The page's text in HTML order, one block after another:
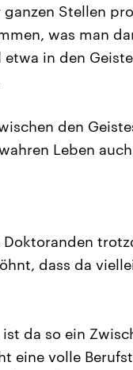
Stellen
was man
in den
den
Leben
dass da
da so ein
eine volle